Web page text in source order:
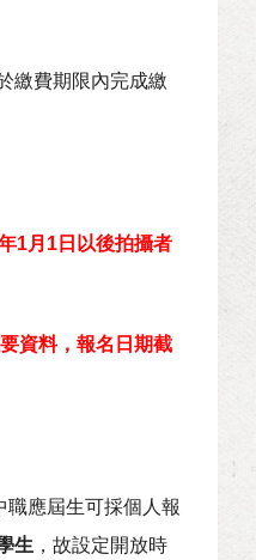
繳費期限內完成繳
1月1日以後拍攝者
資料，報名日期截
應屆生可採個人報
生 ，故設定開放時